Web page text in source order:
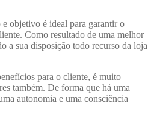
objetivo é ideal para garantir o
Como resultado de uma melhor
a sua disposição todo recurso da loja
para o cliente, é muito
também. De forma que há uma
autonomia e uma consciência